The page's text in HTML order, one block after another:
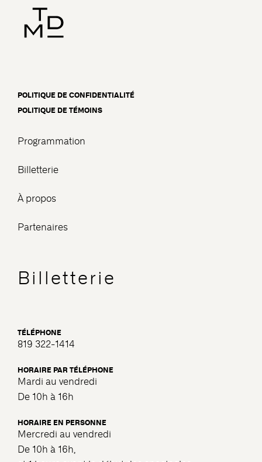
Programmation
Billetterie
À propos
Partenaires
Billetterie
TÉLÉPHONE
819 322-1414
HORAIRE PAR TÉLÉPHONE
Mardi au vendredi
De 10h à 16h
HORAIRE EN PERSONNE
Mercredi au vendredi
De 10h à 16h,
POLITIQUE DE CONFIDENTIALITÉ
POLITIQUE DE TÉMOINS